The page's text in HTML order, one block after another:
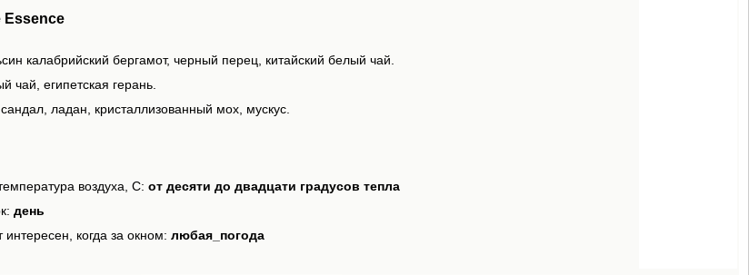
Essence
калабрийский бергамот, черный перец, китайский белый чай.
чай, египетская герань.
ладан, кристаллизованный мох, мускус.
воздуха, С: от десяти до двадцати градусов тепла
день
когда за окном: любая_погода